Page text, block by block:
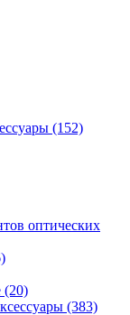
(152)
оптических
(20)
(383)